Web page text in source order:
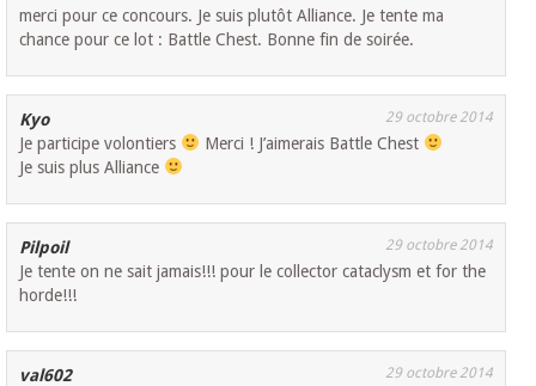
merci pour ce concours. Je suis plutôt Alliance. Je tente ma
chance pour ce lot : Battle Chest. Bonne fin de soirée.
Kyo 29 octobre 2014
Je participe volontiers
Merci ! J’aimerais Battle Chest
Je suis plus Alliance
Pilpoil 29 octobre 2014
Je tente on ne sait jamais!!! pour le collector cataclysm et for the
horde!!!
val602 29 octobre 2014